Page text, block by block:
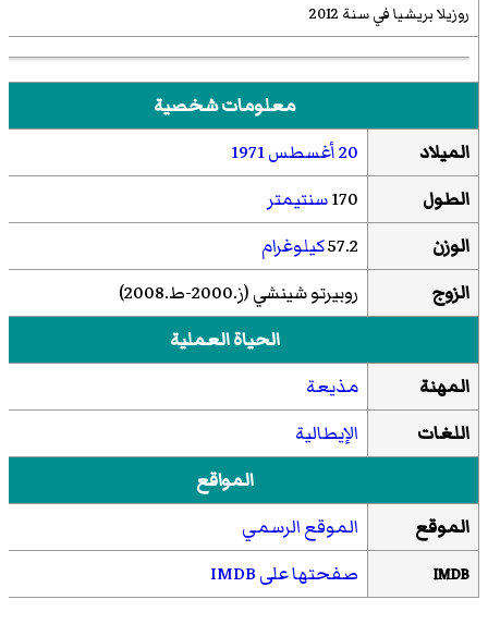
روزيلا بريشيا في سنة 2012
معلومات شخصية
الميلاد
20 أغسطس
1971
الطول
170سنتيمتر
الوزن
57.2كيلوغرام
الزوج
روبيرتو شينشي (ز.2000-ط.2008)
الحياة العملية
المهنة
مذيعة
اللغات
الإيطالية
المواقع
الموقع
الموقع الرسمي
IMDB صفحتها على IMDB